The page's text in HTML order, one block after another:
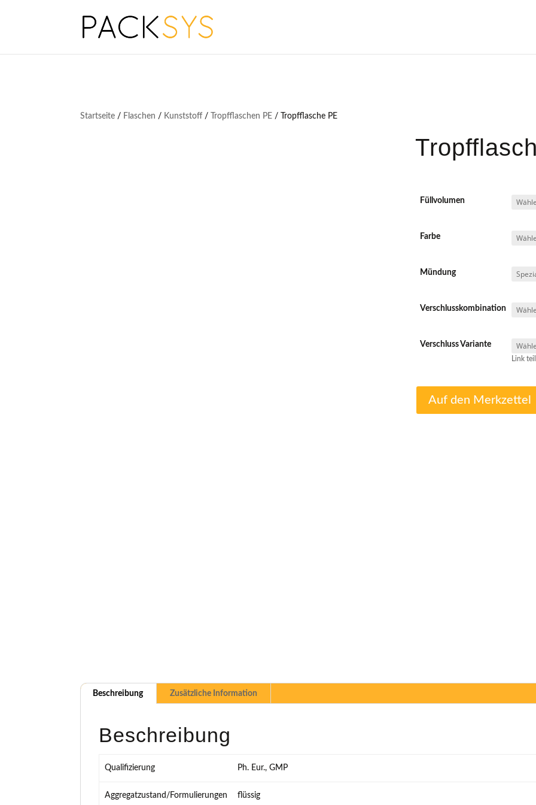
Startseite / Flaschen / Kunststoff/ Tropfflaschen PE / Tropfflasche PE
Füllvolumen
Farbe
Mündung
Verschlusskombination
Verschluss Variante
Link
Auf den Merkzettel
Beschreibung Zusätzliche Information
Beschreibung
Qualifizierung Ph. Eur., GMP
Aggregatzustand/Formulierungen flüssig